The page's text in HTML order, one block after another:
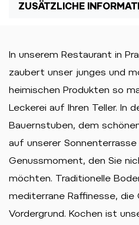
ZUSÄTZLICHE
In unserem Restaurant in
zaubert unser junges und
heimischen Produkten so
Leckerei auf Ihren Teller. In
Bauernstuben, dem
auf unserer
Genussmoment, den Sie
möchten. Traditionelle
mediterrane Raffinesse,
Vordergrund. Kochen ist